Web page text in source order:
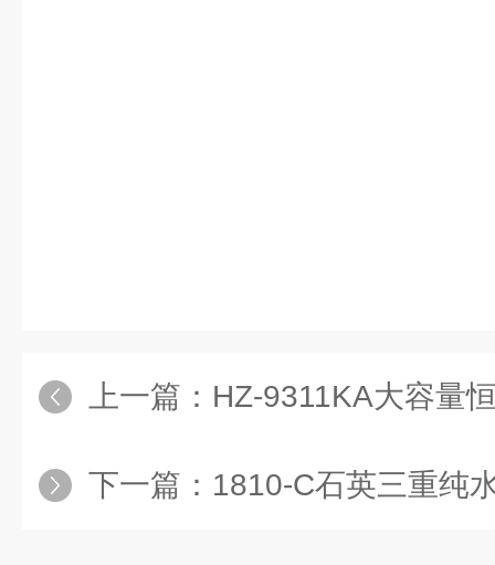
上一篇： HZ-9311KA大容量
下一篇： 1810-C石英三重纯